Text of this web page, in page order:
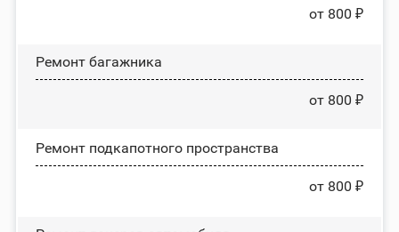
от 800 ₽
Ремонт багажника
от 800 ₽
Ремонт подкапотного пространства
от 800 ₽